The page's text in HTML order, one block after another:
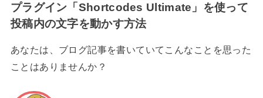
プラグイン「Shortcodes Ultimate」を使って
投稿内の文字を動かす方法
あなたは、ブログ記事を書いていてこんなことを思った
ことはありませんか？